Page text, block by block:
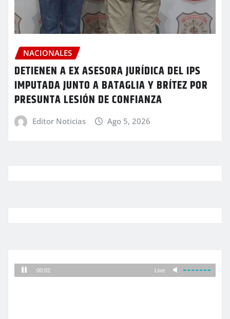
NACIONALES
DETIENEN A EX ASESORA JURÍDICA DEL IPS
IMPUTADA JUNTO A BATAGLIA Y BRÍTEZ POR
PRESUNTA LESIÓN DE CONFIANZA
Editor Noticias Ago 5, 2026